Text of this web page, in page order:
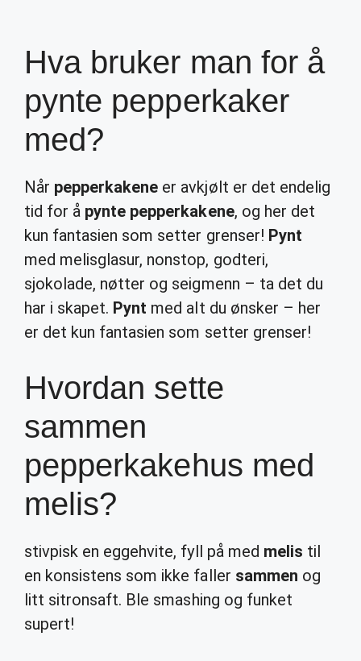
Hva bruker man for å
pynte pepperkaker
med?
Når pepperkakene er avkjølt er det endelig
tid for å pynte pepperkakene, og her det
kun fantasien som setter grenser! Pynt
med melisglasur, nonstop, godteri,
sjokolade, nøtter og seigmenn – ta det du
har i skapet. Pynt med alt du ønsker – her
er det kun fantasien som setter grenser!
Hvordan sette
sammen
pepperkakehus med
melis?
stivpisk en eggehvite, fyll på med melis til
en konsistens som ikke faller sammen og
litt sitronsaft. Ble smashing og funket
supert!